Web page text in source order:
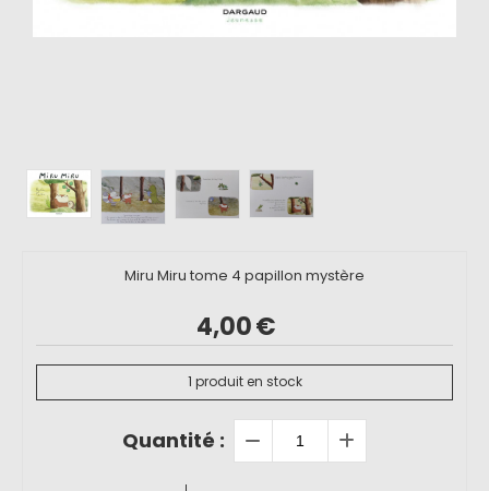
Miru Miru tome 4 papillon mystère
4,00€
1 produit en stock
Quantité :